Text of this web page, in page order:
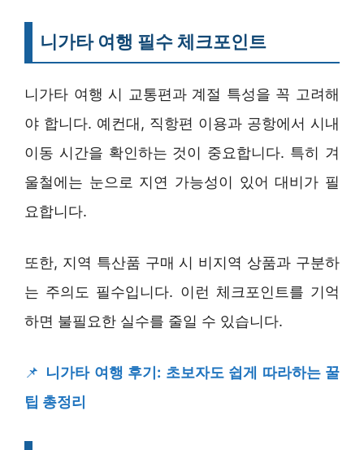
니가타 여행 필수 체크포인트
니가타 여행 시 교통편과 계절 특성을 꼭 고려해
야 합니다. 예컨대, 직항편 이용과 공항에서 시내
이동 시간을 확인하는 것이 중요합니다. 특히 겨
울철에는 눈으로 지연 가능성이 있어 대비가 필
요합니다.
또한, 지역 특산품 구매 시 비지역 상품과 구분하
는 주의도 필수입니다. 이런 체크포인트를 기억
하면 불필요한 실수를 줄일 수 있습니다.
📌 니가타 여행 후기: 초보자도 쉽게 따라하는 꿀
팁 총정리